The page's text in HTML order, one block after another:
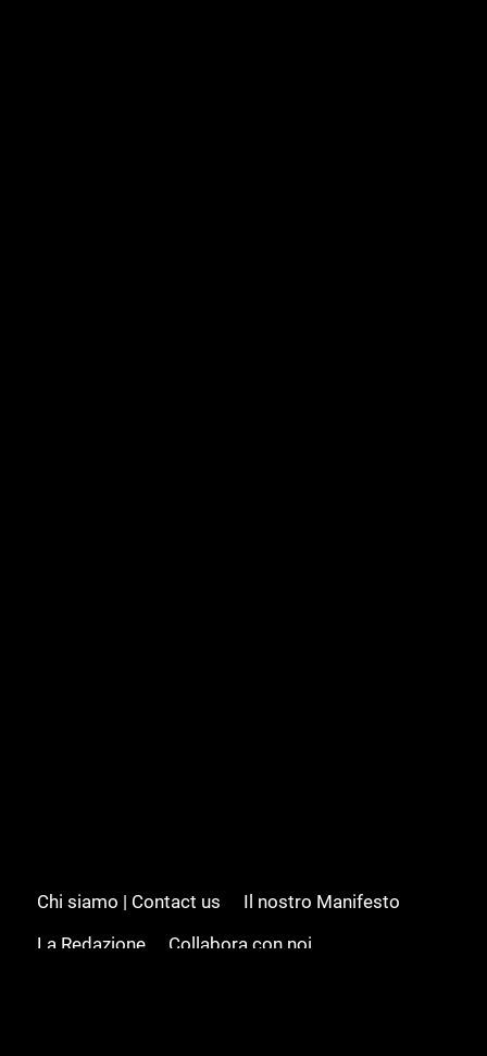
Chi siamo | Contact us
Il nostro Manifesto
La Redazione
Collabora con noi